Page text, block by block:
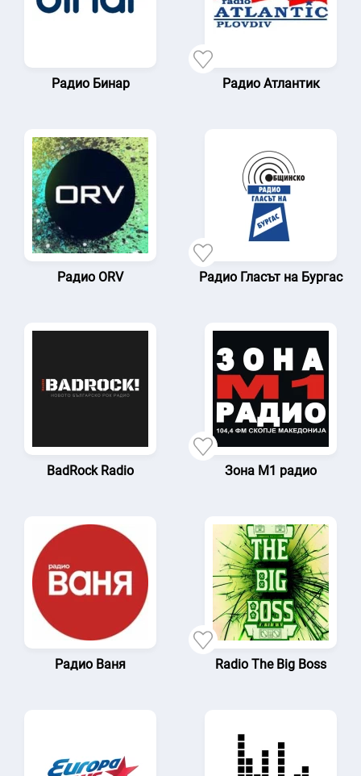
Радио Бинар Радио Атлантик
Радио ORV Радио Гласът на Бургас
BadRock Radio Зона М1 радио
Радио Ваня Radio The Big Boss